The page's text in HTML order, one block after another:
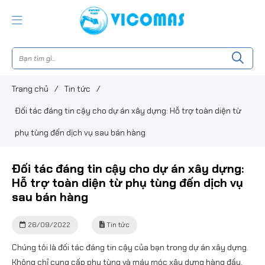
Trang chủ / Tin tức /
Đối tác đáng tin cậy cho dự án xây dựng: Hỗ trợ toàn diện từ
phụ tùng đến dịch vụ sau bán hàng
Đối tác đáng tin cậy cho dự án xây dựng:
Hỗ trợ toàn diện từ phụ tùng đến dịch vụ
sau bán hàng
26/09/2022 Tin tức
Chúng tôi là đối tác đáng tin cậy của bạn trong dự án xây dựng.
Không chỉ cung cấp phụ tùng và máy móc xây dựng hàng đầu,